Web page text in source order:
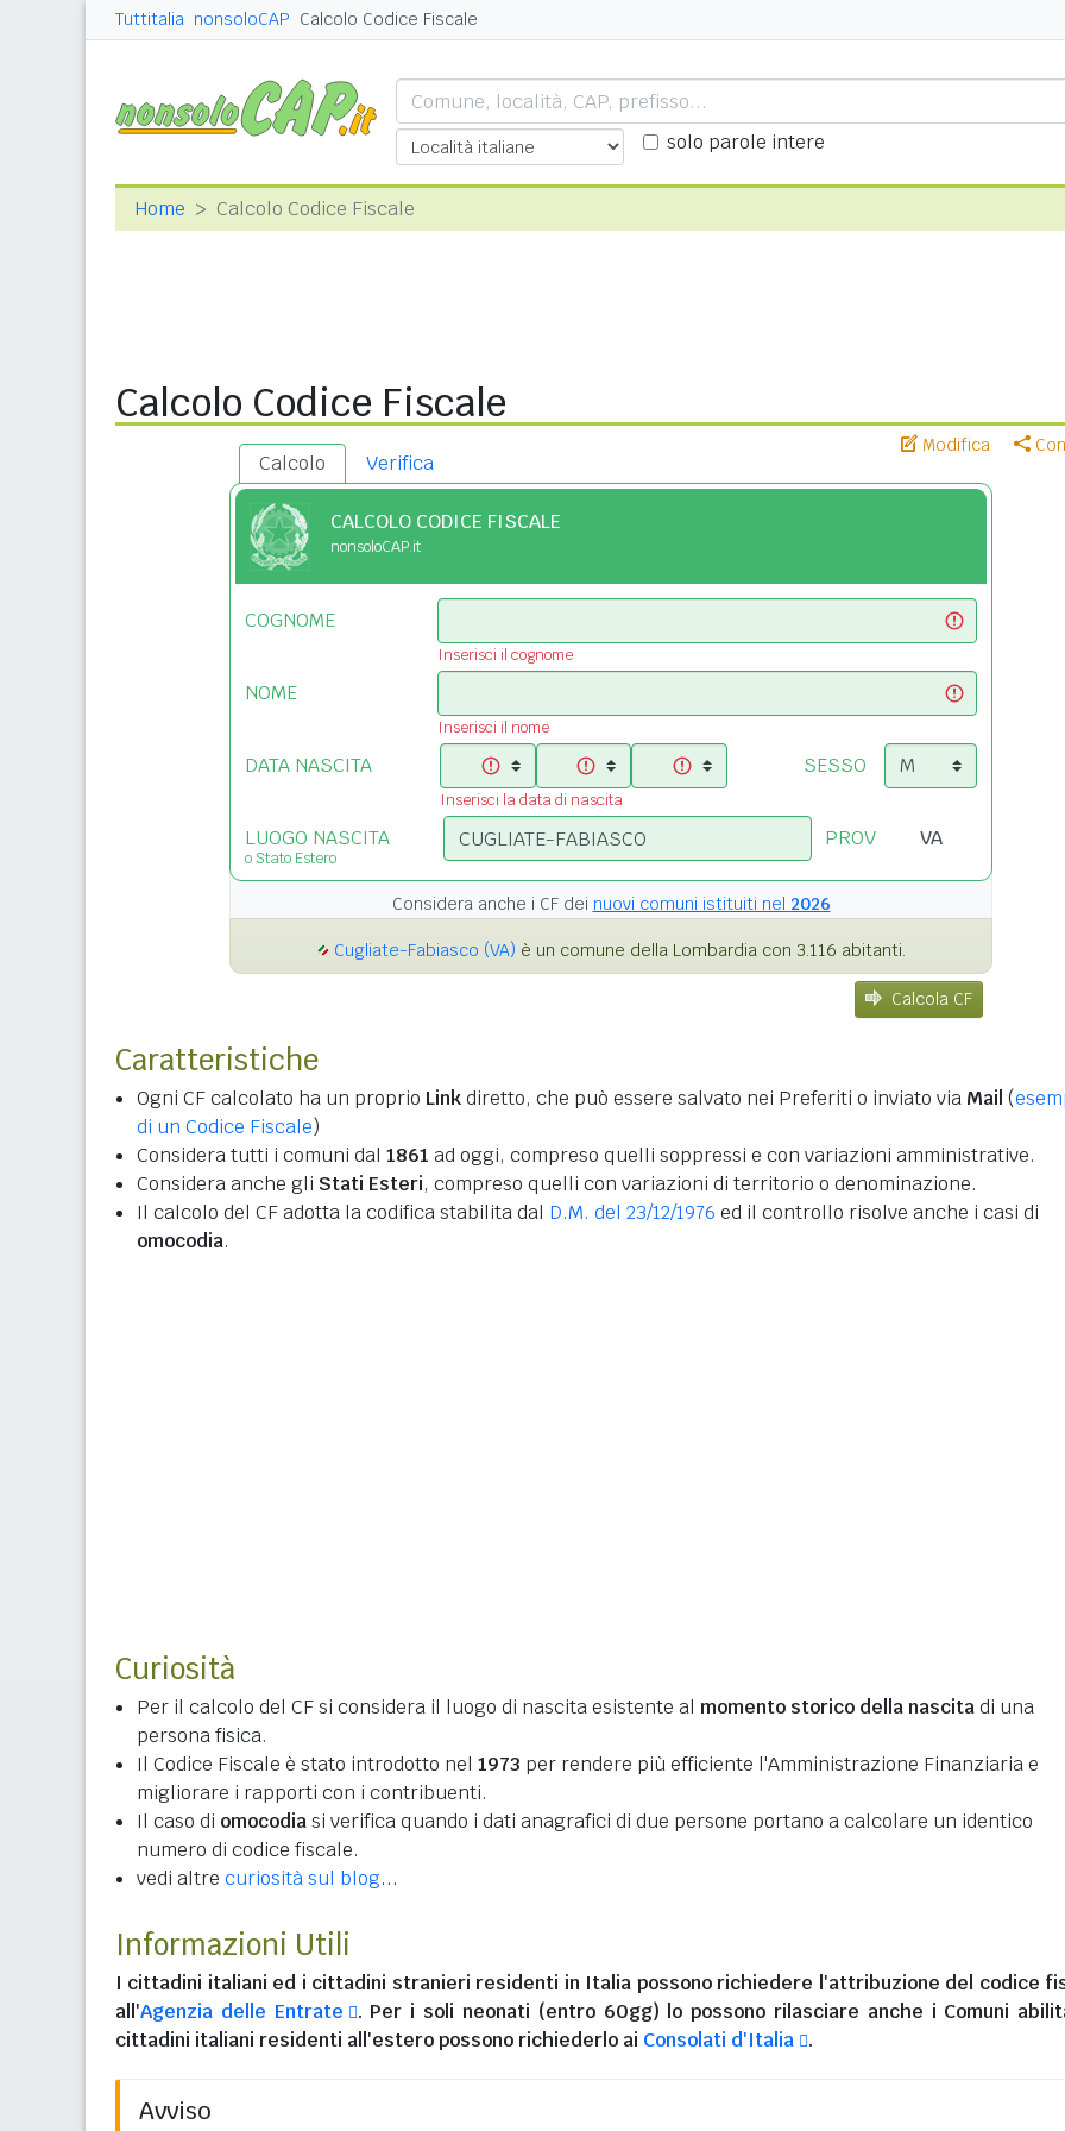
Tuttitalia nonsoloCAP Calcolo Codice Fiscale
solo parole intere
Home Calcolo Codice Fiscale
Calcolo Codice Fiscale
Modifica
Calcolo Verifica
CALCOLO CODICE FISCALE
nonsoloCAP.it
COGNOME
Inserisci il cognome
NOME
Inserisci il nome
DATA NASCITA
Inserisci la data di nascita
SESSO
LUOGO NASCITA
o Stato Estero
PROV
Considera anche i CF dei nuovi comuni istituiti nel 2026
Cugliate-Fabiasco (VA) è un comune della Lombardia con 3.116 abitanti.
Calcola CF
Caratteristiche
Ogni CF calcolato ha un proprio Linkdiretto, che può essere salvato nei Preferiti o inviato via Mail (
di un Codice Fiscale)
Considera tutti i comuni dal 1861 ad oggi, compreso quelli soppressi e con variazioni amministrative.
Considera anche gli Stati Esteri, compreso quelli con variazioni di territorio o denominazione.
Il calcolo del CF adotta la codifica stabilita dal D.M. del 23/12/1976 ed il controllo risolve anche i casi di
omocodia.
Curiosità
Per il calcolo del CF si considera il luogo di nascita esistente al momento storico della nascitadi una
persona fisica.
Il Codice Fiscale è stato introdotto nel 1973 per rendere più efficiente l'Amministrazione Finanziaria e
migliorare i rapporti con i contribuenti.
Il caso di omocodiasi verifica quando i dati anagrafici di due persone portano a calcolare un identico
numero di codice fiscale.
vedi altre curiosità sul blog...
Informazioni Utili
I cittadini italiani ed i cittadini stranieri residenti in Italia possono richiedere l'attribuzione del codice
all'Agenzia delle Entrate
. Per i soli neonati (entro 60gg) lo possono rilasciare anche i Comuni
cittadini italiani residenti all'esteropossono richiederlo ai Consolati d'Italia .
Avviso